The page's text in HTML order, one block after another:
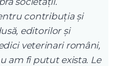
contribuția și
editorilor și
veterinari români,
am fi putut exista. Le